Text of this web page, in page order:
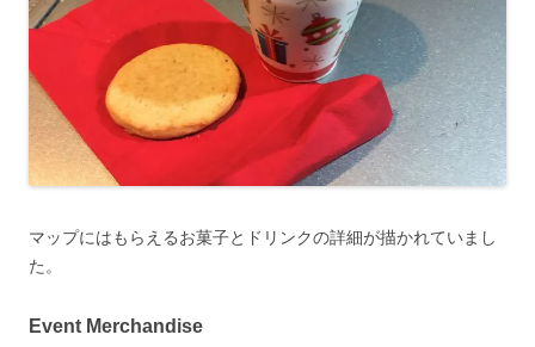
マップにはもらえるお菓子とドリンクの詳細が描かれていまし
た。
Event Merchandise